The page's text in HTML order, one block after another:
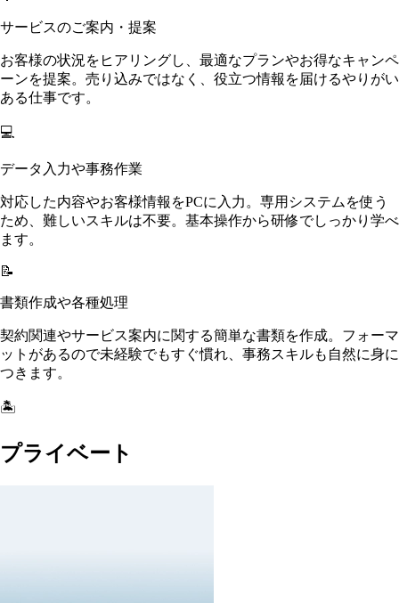
サービスのご案内・提案
お客様の状況をヒアリングし、最適なプランやお得なキャンペ
ーンを提案。売り込みではなく、役立つ情報を届けるやりがい
ある仕事です。
💻
データ入力や事務作業
対応した内容やお客様情報をPCに入力。専用システムを使う
ため、難しいスキルは不要。基本操作から研修でしっかり学べ
ます。
📝
書類作成や各種処理
契約関連やサービス案内に関する簡単な書類を作成。フォーマ
ットがあるので未経験でもすぐ慣れ、事務スキルも自然に身に
つきます。
🏝️
プライベート